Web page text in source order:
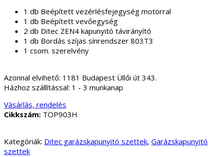
1 db Beépített vezérlésfejegység motorral
1 db Beépített vevőegység
2 db Ditec ZEN4 kapunyitó távirányító
1 db Bordás szíjas sínrendszer 803T3
1 csom. szerelvény
Azonnal elvihető: 1181 Budapest Üllői út 343.
Házhoz szállítással: 1 - 3 munkanap
Vásárlás, rendelés
Cikkszám: TOP903H
Kategóriák: Ditec garázskapunyitó szettek, Garázskapunyitó
szettek